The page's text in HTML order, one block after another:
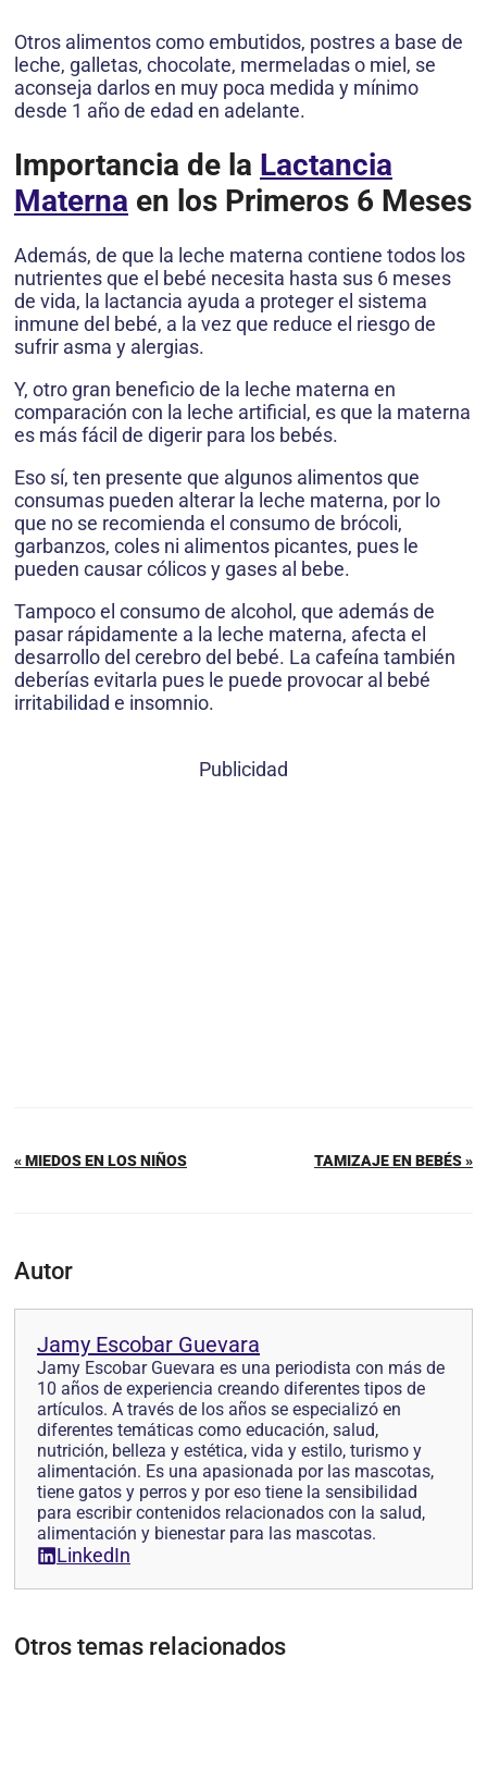
Otros alimentos como embutidos, postres a base de
leche, galletas, chocolate, mermeladas o miel, se
aconseja darlos en muy poca medida y mínimo
desde 1 año de edad en adelante.
Importancia de la Lactancia
Materna en los Primeros 6 Meses
Además, de que la leche materna contiene todos los
nutrientes que el bebé necesita hasta sus 6 meses
de vida, la lactancia ayuda a proteger el sistema
inmune del bebé, a la vez que reduce el riesgo de
sufrir asma y alergias.
Y, otro gran beneficio de la leche materna en
comparación con la leche artificial, es que la materna
es más fácil de digerir para los bebés.
Eso sí, ten presente que algunos alimentos que
consumas pueden alterar la leche materna, por lo
que no se recomienda el consumo de brócoli,
garbanzos, coles ni alimentos picantes, pues le
pueden causar cólicos y gases al bebe.
Tampoco el consumo de alcohol, que además de
pasar rápidamente a la leche materna, afecta el
desarrollo del cerebro del bebé. La cafeína también
deberías evitarla pues le puede provocar al bebé
irritabilidad e insomnio.
Publicidad
« MIEDOS EN LOS NIÑOS TAMIZAJE EN BEBÉS »
Autor
Jamy Escobar Guevara
Jamy Escobar Guevara es una periodista con más de
10 años de experiencia creando diferentes tipos de
artículos. A través de los años se especializó en
diferentes temáticas como educación, salud,
nutrición, belleza y estética, vida y estilo, turismo y
alimentación. Es una apasionada por las mascotas,
tiene gatos y perros y por eso tiene la sensibilidad
para escribir contenidos relacionados con la salud,
alimentación y bienestar para las mascotas.
LinkedIn
Otros temas relacionados